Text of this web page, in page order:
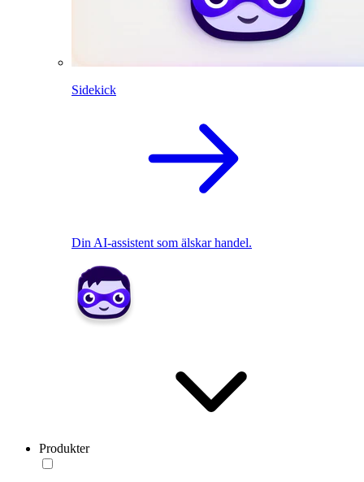
Sidekick
Din AI-assistent som älskar handel.
Produkter